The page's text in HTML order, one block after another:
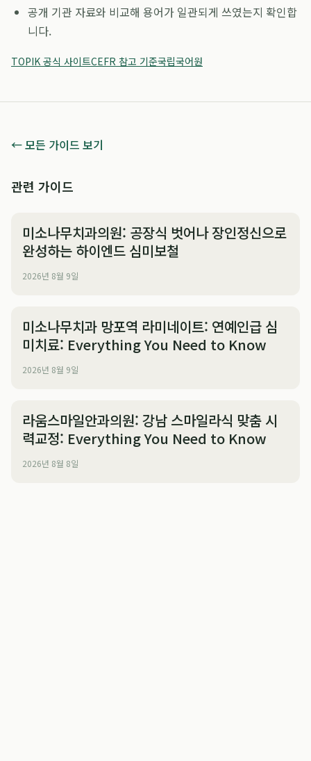
공개 기관 자료와 비교해 용어가 일관되게 쓰였는지 확인합
니다.
TOPIK 공식 사이트CEFR 참고 기준국립국어원
← 모든 가이드 보기
관련 가이드
미소나무치과의원: 공장식 벗어나 장인정신으로
완성하는 하이엔드 심미보철
2026년 8월 9일
미소나무치과 망포역 라미네이트: 연예인급 심
미치료: Everything You Need to Know
2026년 8월 9일
라움스마일안과의원: 강남 스마일라식 맞춤 시
력교정: Everything You Need to Know
2026년 8월 8일